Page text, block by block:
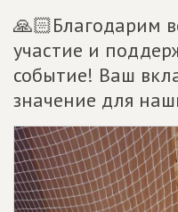
🙏🏻Благодарим
участие и
событие! Ваш
значение для